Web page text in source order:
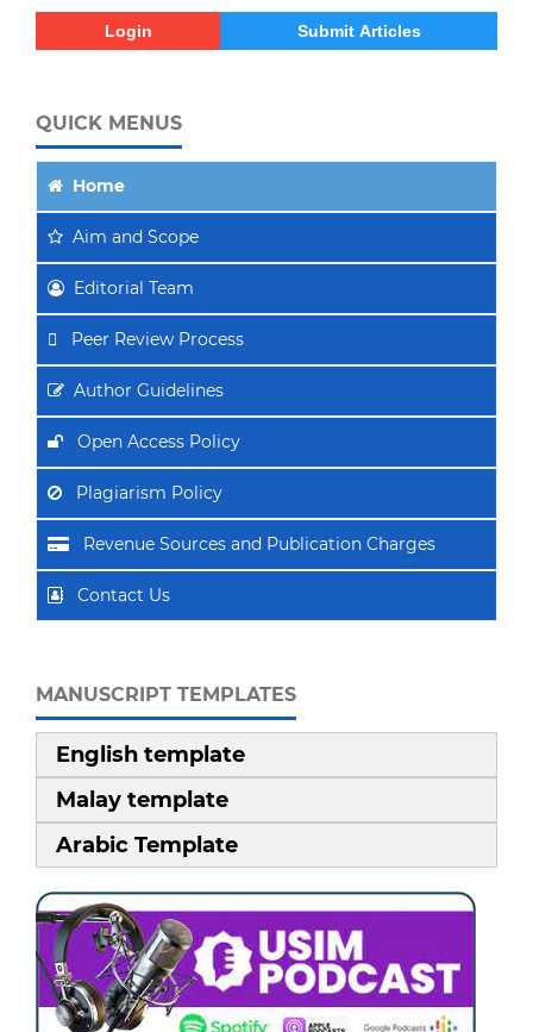
Login Submit Articles
QUICK MENUS
Home
Aim and Scope
Editorial Team
Peer Review Process
Author Guidelines
Open Access Policy
Plagiarism Policy
Revenue Sources and Publication Charges
Contact Us
MANUSCRIPT TEMPLATES
English template
Malay template
Arabic Template